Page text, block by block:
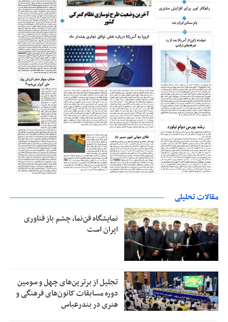
مقالات تحلیلی
نمایشگاه فن‌نما، چشم باز فناوری
ایران است
تجلیل از بر‌ترین‌های چهل و سومین
دوره مسابقات کانون‌های فرهنگی و
هنری در بندرعباس